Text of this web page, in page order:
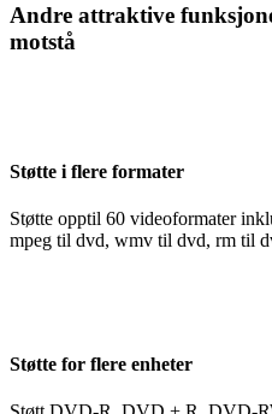
Andre attraktive
motstå
Støtte i flere formater
Støtte opptil 60 videoformater
mpeg til dvd, wmv til dvd, rm til
Støtte for flere enheter